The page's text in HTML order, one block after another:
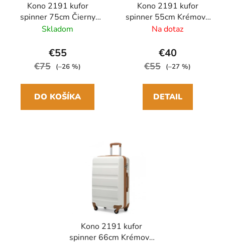
Kono 2191 kufor
spinner 75cm Čierny
ABS
Skladom
€55
€75 (–26 %)
DO KOŠÍKA
Kono 2191 kufor
spinner 55cm Krémová
ABS
Na dotaz
€40
€55 (–27 %)
DETAIL
Kono 2191 kufor
spinner 66cm Krémový